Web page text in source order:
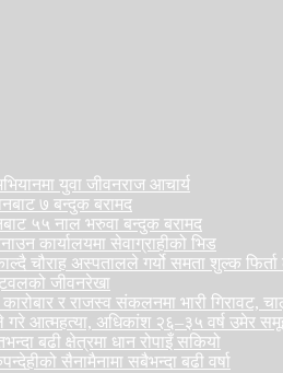
युवा जीवनराज आचार्य
७ बन्दुक बरामद
५५ नाल भरुवा बन्दुक बरामद
कार्यालयमा सेवाग्राहीको भिड
चौराह अस्पतालले गर्यो समता शुल्क
जीवनरेखा
कारोबार र राजस्व संकलनमा भारी
गरे आत्महत्या, अधिकांश २६–३५ वर्ष उमेर
बढी क्षेत्रमा धान रोपाइँ सकियो
सैनामैनामा सबैभन्दा बढी वर्षा